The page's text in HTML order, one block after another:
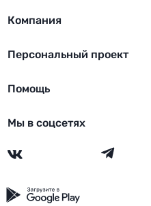
Компания
Персональный проект
Помощь
Мы в соцсетях